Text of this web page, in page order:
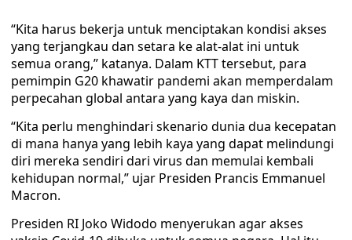
“Kita harus bekerja untuk menciptakan kondisi akses
yang terjangkau dan setara ke alat-alat ini untuk
semua orang,” katanya. Dalam KTT tersebut, para
pemimpin G20 khawatir pandemi akan memperdalam
perpecahan global antara yang kaya dan miskin.
“Kita perlu menghindari skenario dunia dua kecepatan
di mana hanya yang lebih kaya yang dapat melindungi
diri mereka sendiri dari virus dan memulai kembali
kehidupan normal,” ujar Presiden Prancis Emmanuel
Macron.
Presiden RI Joko Widodo menyerukan agar akses